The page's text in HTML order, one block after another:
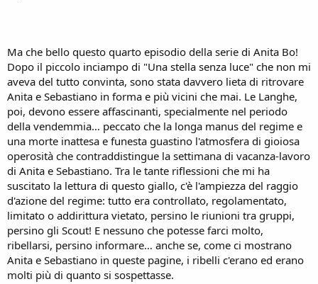
Ma che bello questo quarto episodio della serie di Anita Bo!
Dopo il piccolo inciampo di "Una stella senza luce" che non mi
aveva del tutto convinta, sono stata davvero lieta di ritrovare
Anita e Sebastiano in forma e più vicini che mai. Le Langhe,
poi, devono essere affascinanti, specialmente nel periodo
della vendemmia… peccato che la longa manus del regime e
una morte inattesa e funesta guastino l'atmosfera di gioiosa
operosità che contraddistingue la settimana di vacanza-lavoro
di Anita e Sebastiano. Tra le tante riflessioni che mi ha
suscitato la lettura di questo giallo, c'è l'ampiezza del raggio
d'azione del regime: tutto era controllato, regolamentato,
limitato o addirittura vietato, persino le riunioni tra gruppi,
persino gli Scout! E nessuno che potesse farci molto,
ribellarsi, persino informare… anche se, come ci mostrano
Anita e Sebastiano in queste pagine, i ribelli c'erano ed erano
molti più di quanto si sospettasse.